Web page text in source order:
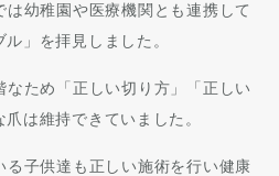
幼稚園や医療機関とも連携して
」を拝見しました。
ため「正しい切り方」「正しい
は維持できていました。
る子供達も正しい施術を行い健康